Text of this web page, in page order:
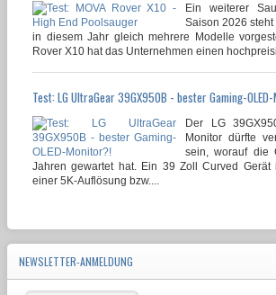
Ein weiterer
Saison 2026
in diesem Jahr gleich mehrere Modelle
Rover X10 hat das Unternehmen einen
Test: LG UltraGear 39GX950B - bester Gaming-
Der LG
Monitor dürfte
sein, worauf die
Jahren gewartet hat. Ein 39 Zoll Curved Gerät
einer 5K-Auflösung bzw....
NEWSLETTER-ANMELDUNG